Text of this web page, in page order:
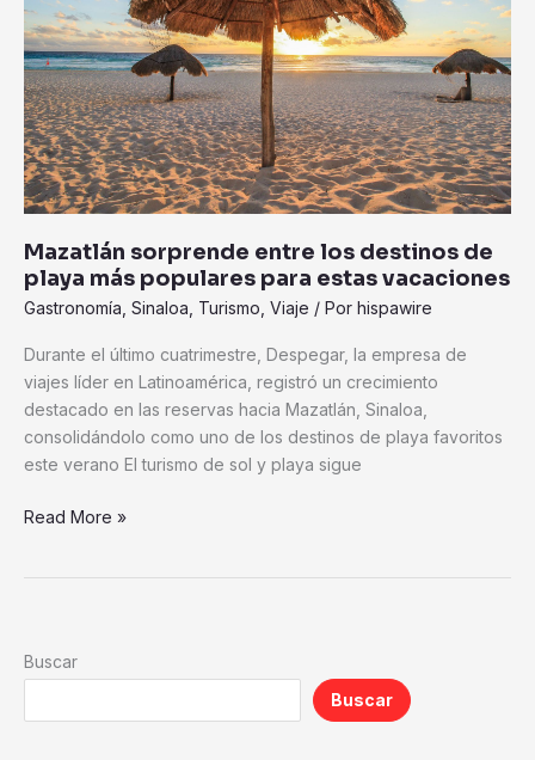
Mazatlán sorprende entre los destinos de
playa más populares para estas vacaciones
Gastronomía Sinaloa Turismo Viaje / Por hispawire
Durante el último cuatrimestre, Despegar, la empresa de
viajes líder en Latinoamérica, registró un crecimiento
destacado en las reservas hacia Mazatlán, Sinaloa,
consolidándolo como uno de los destinos de playa favoritos
este verano El turismo de sol y playa sigue
destinos
de
playa
más
populares
para
estas
vacaciones
Read More »
Buscar
Buscar